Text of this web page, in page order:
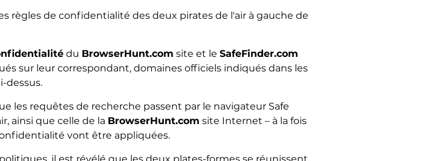
règles de confidentialité des deux pirates de l'air à gauche de
du BrowserHunt.com site et le SafeFinder.com
sur leur correspondant, domaines officiels indiqués dans les
dessus.
les requêtes de recherche passent par le navigateur Safe
ainsi que celle de la BrowserHunt.com site Internet – à la fois
vont être appliquées.